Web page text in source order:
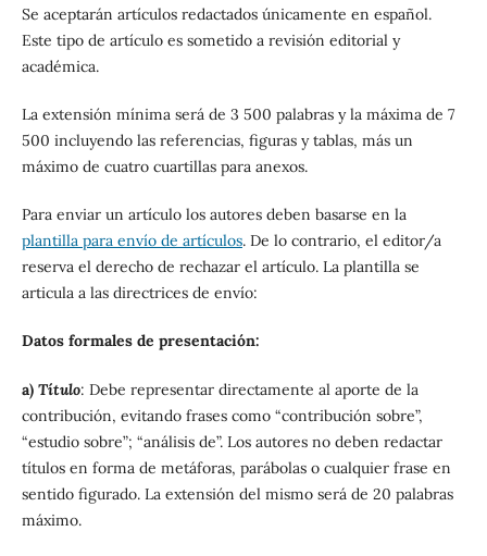
Se aceptarán artículos redactados únicamente en español.
Este tipo de artículo es sometido a revisión editorial y
académica.
La extensión mínima será de 3 500 palabras y la máxima de 7
500 incluyendo las referencias, figuras y tablas, más un
máximo de cuatro cuartillas para anexos.
Para enviar un artículo los autores deben basarse en la
plantilla para envío de artículos. De lo contrario, el editor/a
reserva el derecho de rechazar el artículo. La plantilla se
articula a las directrices de envío:
Datos formales de presentación:
a)Título: Debe representar directamente al aporte de la
contribución, evitando frases como “contribución sobre”,
“estudio sobre”; “análisis de”. Los autores no deben redactar
títulos en forma de metáforas, parábolas o cualquier frase en
sentido figurado. La extensión del mismo será de 20 palabras
máximo.